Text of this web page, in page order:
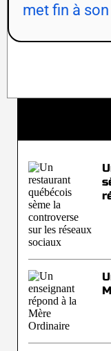
met fin à